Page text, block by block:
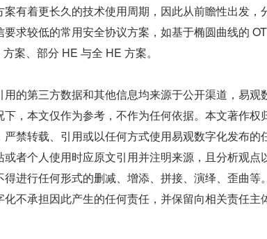
有着更长久的技术使用周期，因此从前瞻性出发，
求较低的常用安全协议方案，如基于椭圆曲线的
案、部分 HE 与全 HE 方案。
的第三方数据和其他信息均来源于公开渠道，易观
，本文仅作为参考，不作为任何依据。本文著作权
禁转载、引用或以任何方式使用易观数字化发布的
者个人使用时应原文引用并注明来源，且分析观点
进行任何形式的删减、增添、拼接、演绎、歪曲等
不承担因此产生的任何责任，并保留向相关责任主